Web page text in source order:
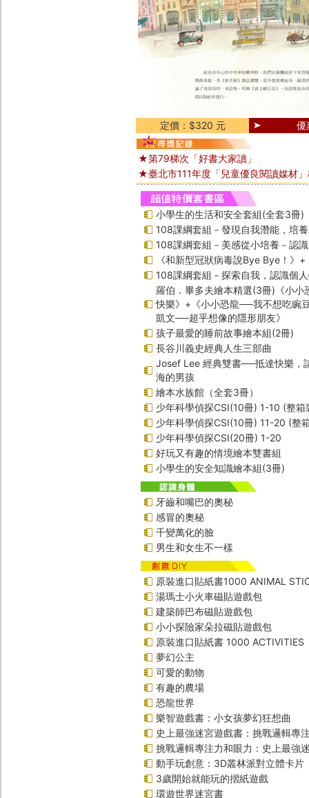
定價：$320 元 優
★第79梯次「好書大家讀」
★臺北市111年度「兒童優良閱讀媒材
小學生的生活和安全套組(全套3冊)
108課綱套組－發現自我潛能，培
108課綱套組－美感從小培養－認
《和新型冠狀病毒說Bye Bye！》
108課綱套組－探索自我，認識個
羅伯．畢多夫繪本精選(3冊)《小
快樂》+《小小恐龍──我不想吃豌
凱文──超乎想像的隱形朋友》
孩子最愛的睡前故事繪本組(2冊)
長谷川義史經典人生三部曲
Josef Lee 經典雙書──抵達快樂，
海的男孩
繪本水族館（全套3冊）
少年科學偵探CSI(10冊) 1-10 (整箱
少年科學偵探CSI(10冊) 11-20 (整
少年科學偵探CSI(20冊) 1-20
好玩又有趣的情境繪本雙書組
小學生的安全知識繪本組(3冊)
牙齒和嘴巴的奧秘
感冒的奧秘
千變萬化的臉
男生和女生不一樣
原裝進口貼紙書1000 ANIMAL
湯瑪士小火車磁貼遊戲包
建築師巴布磁貼遊戲包
小小探險家朵拉磁貼遊戲包
原裝進口貼紙書 1000 ACTIVITIES
夢幻公主
可愛的動物
有趣的農場
恐龍世界
樂智遊戲書：小女孩夢幻狂想曲
史上最強迷宮遊戲書：挑戰邏輯專
挑戰邏輯專注力和眼力：史上最強
動手玩創意：3D叢林派對立體卡片
3歲開始就能玩的摺紙遊戲
環遊世界迷宮書